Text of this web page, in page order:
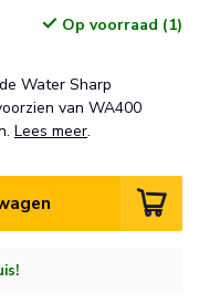
Op voorraad (1)
Water Sharp
van WA400
Lees meer.